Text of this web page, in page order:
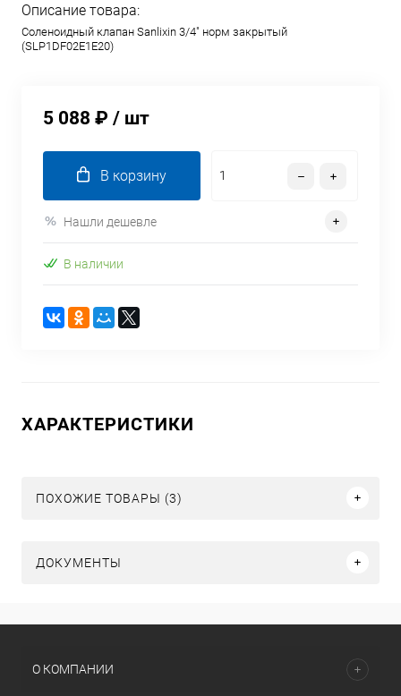
Описание товара:
Соленоидный клапан Sanlixin 3/4" норм закрытый
(SLP1DF02E1E20)
5 088 ₽ / шт
В корзину
Нашли дешевле
В наличии
ХАРАКТЕРИСТИКИ
ПОХОЖИЕ ТОВАРЫ (3)
ДОКУМЕНТЫ
О КОМПАНИИ